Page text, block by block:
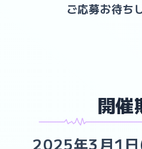
ご応募お待ち
開催
2025年3月1